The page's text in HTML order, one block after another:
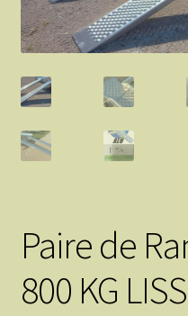
Mon compte
Mon panier
Paire de
800 KG